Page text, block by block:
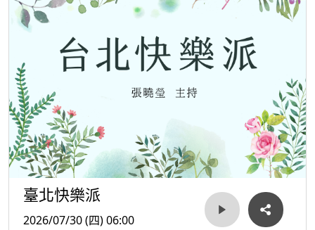
臺北快樂派
2026/07/30 (四) 06:00